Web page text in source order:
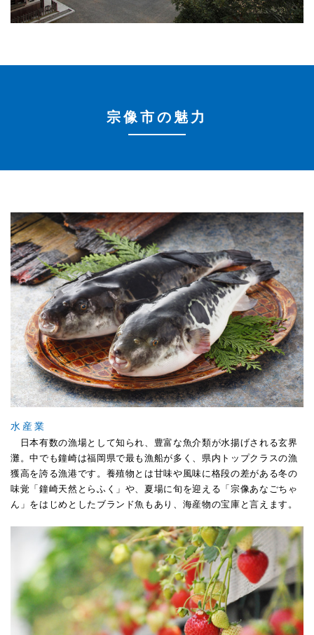
宗像市の魅力
水産業
日本有数の漁場として知られ、豊富な魚介類が水揚げされる玄界
灘。中でも鐘崎は福岡県で最も漁船が多く、県内トップクラスの漁
獲高を誇る漁港です。養殖物とは甘味や風味に格段の差がある冬の
味覚「鐘崎天然とらふく」や、夏場に旬を迎える「宗像あなごちゃ
ん」をはじめとしたブランド魚もあり、海産物の宝庫と言えます。